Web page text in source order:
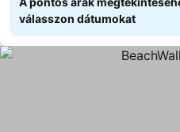
válasszon dátumokat